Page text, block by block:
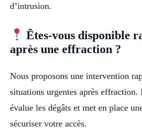
d’intrusion.
Êtes-vous disponible
après une effraction ?
Nous proposons une intervention
situations urgentes après effraction.
évalue les dégâts et met en place
sécuriser votre accès.